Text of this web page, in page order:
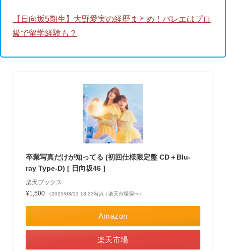
【日向坂5期生】大野愛実の経歴まとめ！バレエはプロ
級で留学経験も？
卒業写真だけが知ってる (初回仕様限定盤 CD＋Blu-
ray Type-D) [ 日向坂46 ]
楽天ブックス
¥1,500
（2025/03/11 13:23時点 | 楽天市場調べ）
Amazon
楽天市場